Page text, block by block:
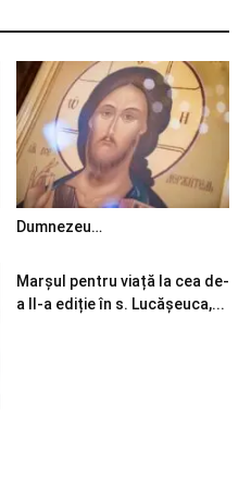
Dumnezeu…
Marșul pentru viață la cea de-
a II-a ediție în s. Lucășeuca,...